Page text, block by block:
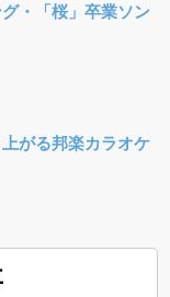
・「桜」卒業ソン
がる邦楽カラオケ